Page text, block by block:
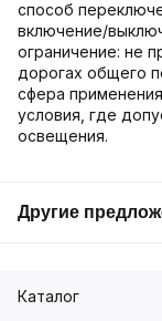
способ
включение/
ограничение: не
дорогах общего
сфера
условия, где
освещения.
Другие
Каталог